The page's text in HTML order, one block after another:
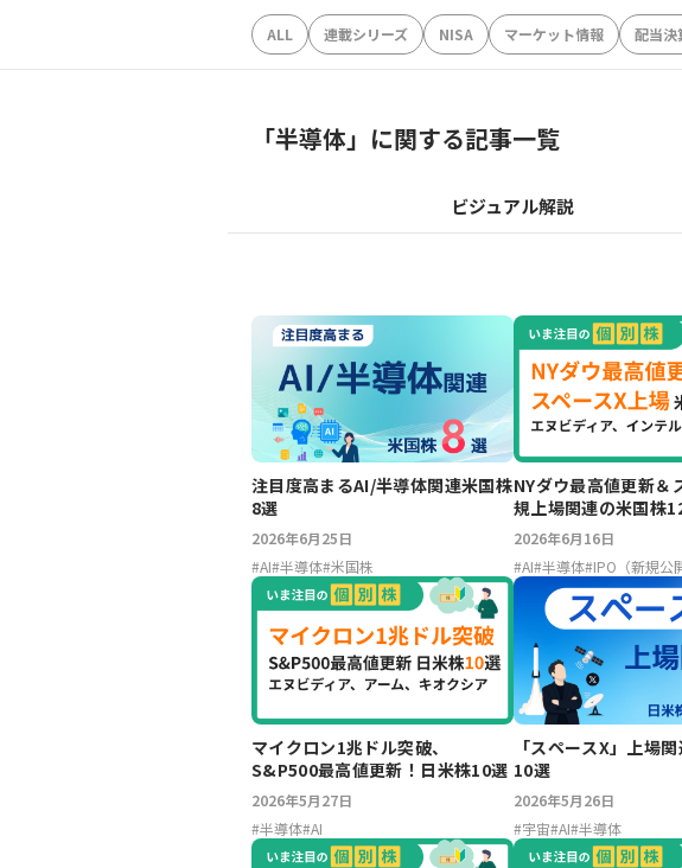
ALL 連載シリーズ NISA マーケット情報 配当決
「半導体」に関する記事一覧
ビジュアル解説
注目度高まるAI/半導体関連米国株
8選
2026年6月25日
#AI#半導体#米国株
NYダウ最高値更新＆
規上場関連の米国株
2026年6月16日
#AI#半導体#IPO（新規公
マイクロン1兆ドル突破、
S&P500最高値更新！日米株10選
2026年5月27日
#半導体#AI
「スペースX」上場
10選
2026年5月26日
#宇宙#AI#半導体